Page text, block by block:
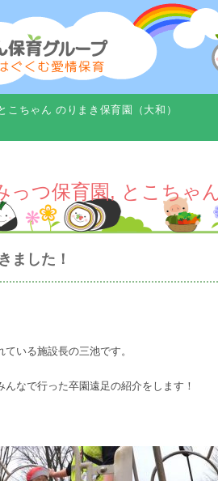
こちゃん のりまき保育園（大和）
っつ保育園 , とこちゃ
ました！
いる施設長の三池です。
なで行った卒園遠足の紹介をします！